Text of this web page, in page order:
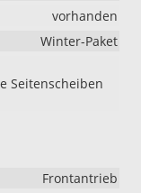
vorhanden
Winter-Paket
Seitenscheiben
Frontantrieb